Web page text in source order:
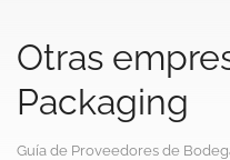
Otras
Packaging
Guía de Proveedores de